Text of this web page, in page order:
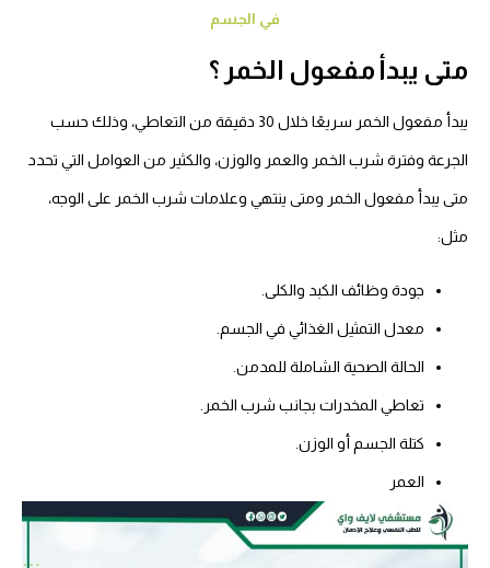
في الجسم
متى يبدأ مفعول الخمر ؟
يبدأ مفعول الخمر سريعًا خلال 30 دقيقة من التعاطي، وذلك حسب
الجرعة وفترة شرب الخمر والعمر والوزن، والكثير من العوامل التي تحدد
متى يبدأ مفعول الخمر ومتى ينتهي وعلامات شرب الخمر على الوجه،
مثل:
جودة وظائف الكبد والكلى.
معدل التمثيل الغذائي في الجسم.
الحالة الصحية الشاملة للمدمن.
تعاطي المخدرات بجانب شرب الخمر.
كتلة الجسم أو الوزن.
العمر